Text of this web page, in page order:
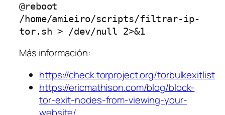
@reboot
/home/amieiro/scripts/filtrar-ip-
tor.sh > /dev/null 2>&1
Más información:
https://check.torproject.org/torbulkexitlist
https://ericmathison.com/blog/block-
tor-exit-nodes-from-viewing-your-